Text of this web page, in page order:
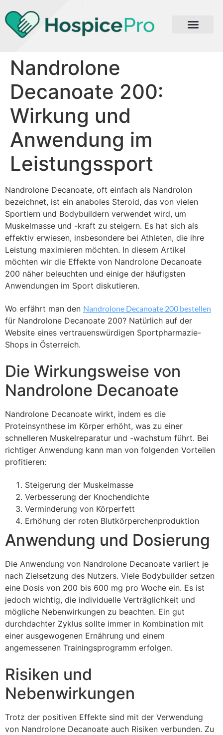
Nandrolone
Decanoate 200:
Wirkung und
Anwendung im
Leistungssport
Nandrolone Decanoate, oft einfach als Nandrolon
bezeichnet, ist ein anaboles Steroid, das von vielen
Sportlern und Bodybuildern verwendet wird, um
Muskelmasse und -kraft zu steigern. Es hat sich als
effektiv erwiesen, insbesondere bei Athleten, die ihre
Leistung maximieren möchten. In diesem Artikel
möchten wir die Effekte von Nandrolone Decanoate
200 näher beleuchten und einige der häufigsten
Anwendungen im Sport diskutieren.
Wo erfährt man den Nandrolone Decanoate 200 bestellen
für Nandrolone Decanoate 200? Natürlich auf der
Website eines vertrauenswürdigen Sportpharmazie-
Shops in Österreich.
Die Wirkungsweise von
Nandrolone Decanoate
Nandrolone Decanoate wirkt, indem es die
Proteinsynthese im Körper erhöht, was zu einer
schnelleren Muskelreparatur und -wachstum führt. Bei
richtiger Anwendung kann man von folgenden Vorteilen
profitieren:
Steigerung der Muskelmasse
Verbesserung der Knochendichte
Verminderung von Körperfett
Erhöhung der roten Blutkörperchenproduktion
Anwendung und Dosierung
Die Anwendung von Nandrolone Decanoate variiert je
nach Zielsetzung des Nutzers. Viele Bodybuilder setzen
eine Dosis von 200 bis 600 mg pro Woche ein. Es ist
jedoch wichtig, die individuelle Verträglichkeit und
mögliche Nebenwirkungen zu beachten. Ein gut
durchdachter Zyklus sollte immer in Kombination mit
einer ausgewogenen Ernährung und einem
angemessenen Trainingsprogramm erfolgen.
Risiken und
Nebenwirkungen
Trotz der positiven Effekte sind mit der Verwendung
von Nandrolone Decanoate auch Risiken verbunden. Zu